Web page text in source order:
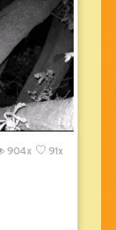
91x
904x